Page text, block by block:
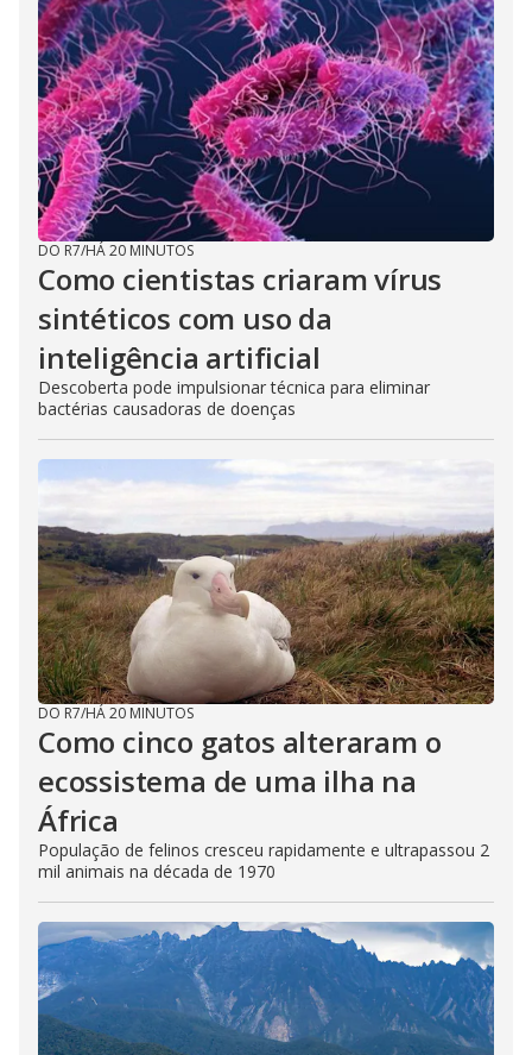
DO R7/HÁ 20 MINUTOS
Como cientistas criaram vírus
sintéticos com uso da
inteligência artificial
Descoberta pode impulsionar técnica para eliminar
bactérias causadoras de doenças
DO R7/HÁ 20 MINUTOS
Como cinco gatos alteraram o
ecossistema de uma ilha na
África
População de felinos cresceu rapidamente e ultrapassou 2
mil animais na década de 1970